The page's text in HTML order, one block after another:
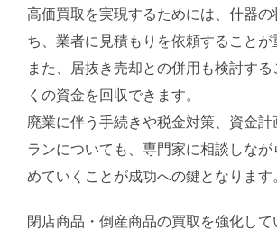
高価買取を実現するためには、什器の
ち、業者に見積もりを依頼することが
また、居抜き売却との併用も検討す
くの資金を回収できます。
廃業に伴う手続きや税金対策、資金
ランについても、専門家に相談しなが
めていくことが成功への鍵となります
閉店商品・倒産商品の買取を強化して